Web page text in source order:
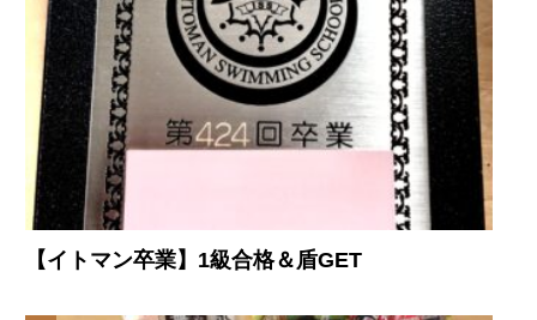
【イトマン卒業】1級合格＆盾GET